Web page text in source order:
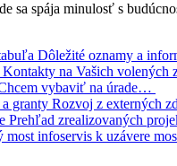
sa spája minulosť s
Dôležité oznamy a
Kontakty na Vašich volených
vybaviť na úrade…
granty Rozvoj z externých
Prehľad zrealizovaných
most infoservis k uzávere